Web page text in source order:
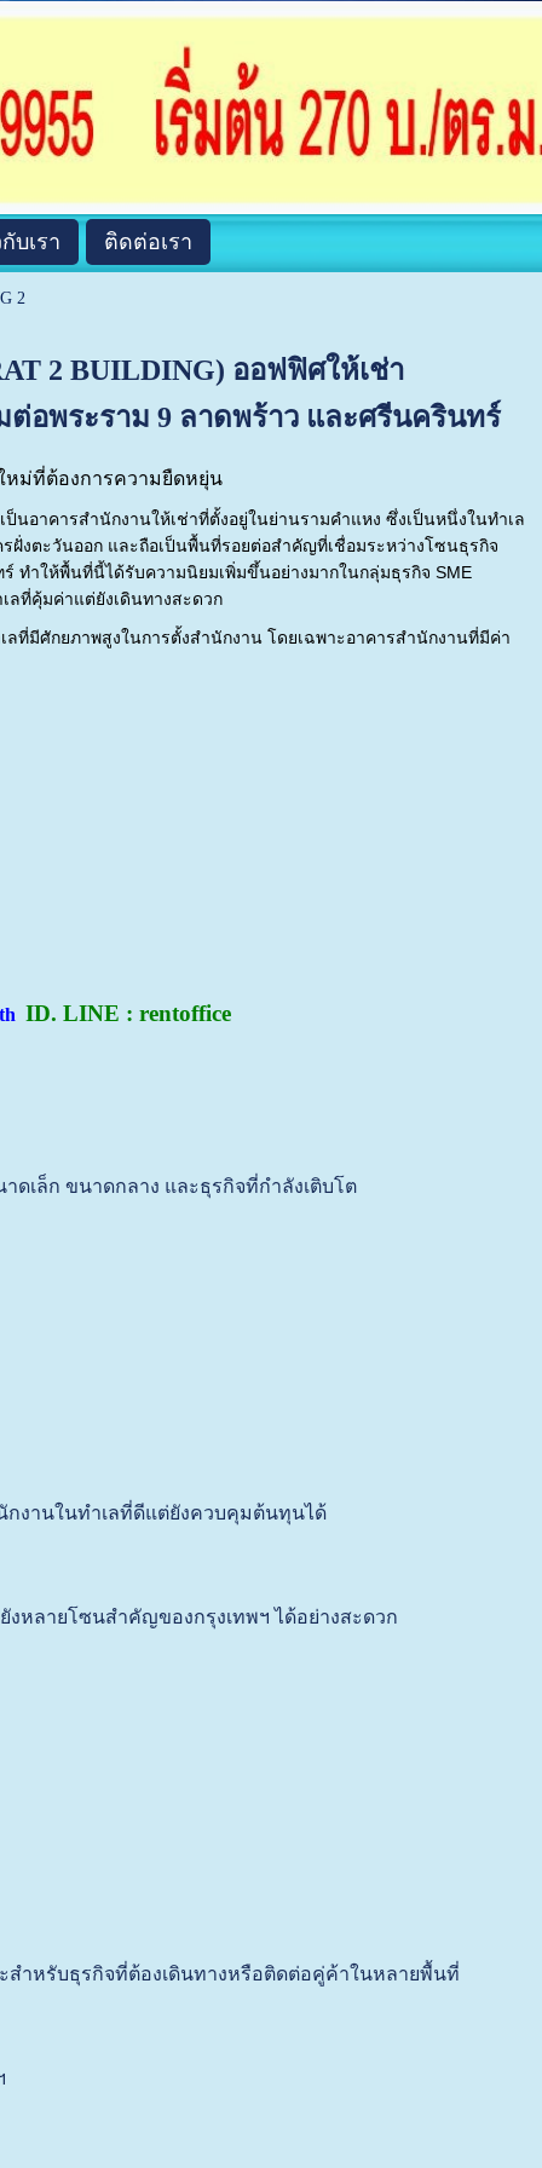
บเรา ติดต่อเรา
2
2 BUILDING) ออฟฟิศให้เช่า
ต่อพระราม 9 ลาดพร้าว และศรีนครินทร์
หม่ที่ต้องการความยืดหยุ่น
ป็นอาคารสำนักงานให้เช่าที่ตั้งอยู่ในย่านรามคำแหง ซึ่งเป็นหนึ่งในทำเล
ฝั่งตะวันออก และถือเป็นพื้นที่รอยต่อสำคัญที่เชื่อมระหว่างโซนธุรกิจ
ทำให้พื้นที่นี้ได้รับความนิยมเพิ่มขึ้นอย่างมากในกลุ่มธุรกิจ SME
ลที่คุ้มค่าแต่ยังเดินทางสะดวก
ที่มีศักยภาพสูงในการตั้งสำนักงาน โดยเฉพาะอาคารสำนักงานที่มีค่า
ID. LINE : rentoffice
เล็ก ขนาดกลาง และธุรกิจที่กำลังเติบโต
กงานในทำเลที่ดีแต่ยังควบคุมต้นทุนได้
หลายโซนสำคัญของกรุงเทพฯ ได้อย่างสะดวก
สำหรับธุรกิจที่ต้องเดินทางหรือติดต่อคู่ค้าในหลายพื้นที่